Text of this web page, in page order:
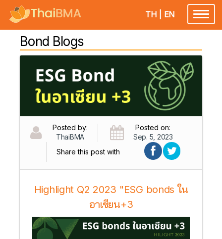
TH EN
Bond Blogs
Posted by:
ThaiBMA
Posted on:
Sep. 5, 2023
Share this post with
Highlight Q2 2023 "ESG bonds ใน
อาเซียน+3